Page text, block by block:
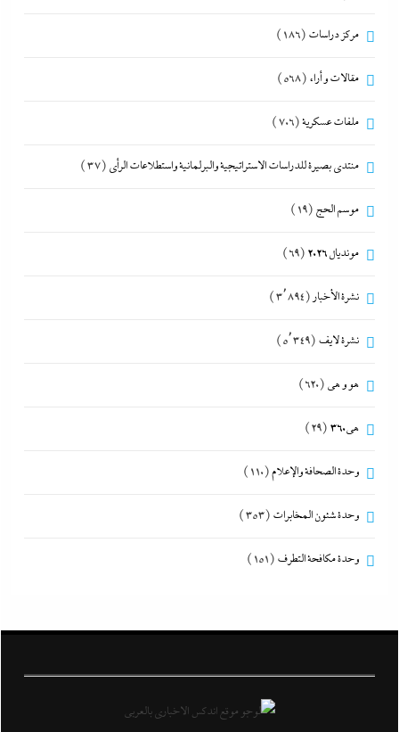
مركز دراسات (186)
مقالات و أراء (568)
ملفات عسكرية(706)
منتدى بصيرة للدراسات الاستراتيجية والبرلمانية واستطلاعات الرأى (37)
موسم الحج (19)
مونديال 2026 (69)
نشرة الأخبار (3٬894)
نشرة لايف (5٬349)
هو و هي (620)
هى360 (29)
وحدة الصحافة والإعلام(110)
وحدة شئون المخابرات (353)
وحدة مكافحة التطرف (151)